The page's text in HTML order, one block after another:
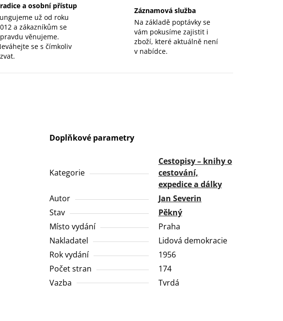
a osobní přístup
už od roku
a zákazníkům se
věnujeme.
se s čímkoliv
Záznamová služba
Na základě poptávky se
vám pokusíme zajistit i
zboží, které aktuálně není
v nabídce.
Doplňkové parametry
Kategorie
Cestopisy – knihy o
cestování,
expedice a dálky
Autor
Jan Severin
Stav
Pěkný
Místo vydání
Praha
Nakladatel
Lidová demokracie
Rok vydání
1956
Počet stran
174
Vazba
Tvrdá